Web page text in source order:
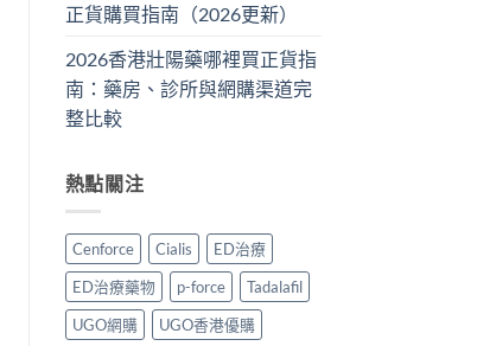
正貨購買指南（2026更新）
2026香港壯陽藥哪裡買正貨指
南：藥房、診所與網購渠道完
整比較
熱點關注
Cenforce Cialis
ED治療
ED治療藥物
p-force
Tadalafil
UGO網購
UGO香港優購